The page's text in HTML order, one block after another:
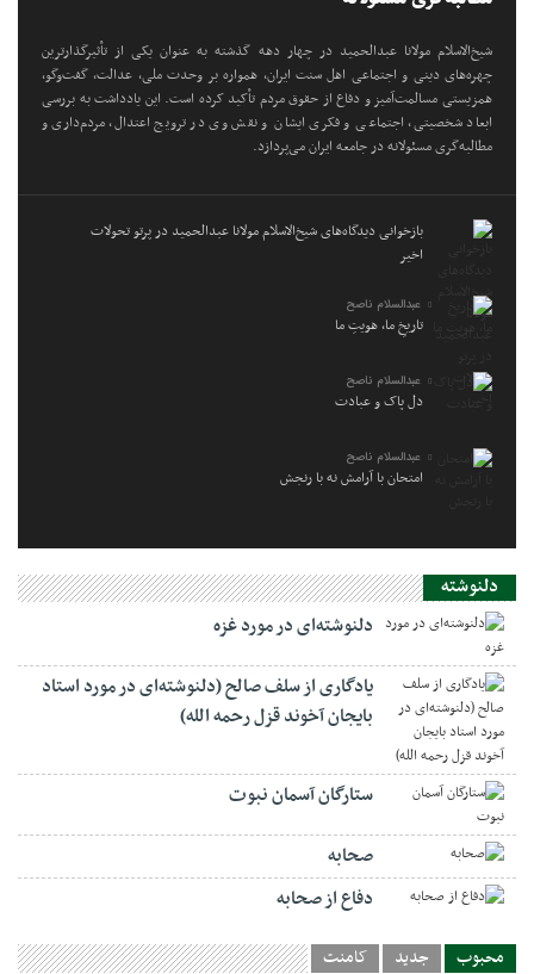
شیخ‌الاسلام مولانا عبدالحمید در چهار دهه گذشته به عنوان یکی از تأثیرگذارترین
چهره‌های دینی و اجتماعی اهل سنت ایران، همواره بر وحدت ملی، عدالت، گفت‌وگو،
همزیستی مسالمت‌آمیز و دفاع از حقوق مردم تأکید کرده است. این یادداشت به بررسی
ابعاد شخصیتی، اجتماعی و فکری ایشان و نقش وی در ترویج اعتدال، مردم‌داری و
مطالبه‌گری مسئولانه در جامعه ایران می‌پردازد.
بازخوانی دیدگاه‌های شیخ‌الاسلام مولانا عبدالحمید در پرتو تحولات
اخیر
عبدالسلام ناصح
تاریخِ ما، هویتِ ما
عبدالسلام ناصح
دل پاک و عبادت
عبدالسلام ناصح
امتحان با آرامش نه با رنجش
دلنوشته
دلنوشته‌ای در مورد غزه
یادگاری از سلف صالح (دلنوشته‌ای در مورد استاد
بایجان آخوند قزل رحمه الله)
ستارگان آسمان نبوت
صحابه
دفاع از صحابه
محبوب جدید کامنت